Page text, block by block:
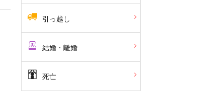
引っ越し
結婚・離婚
死亡